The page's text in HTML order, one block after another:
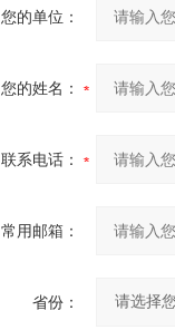
您的单位：
您的姓名：
联系电话：
常用邮箱：
省份：